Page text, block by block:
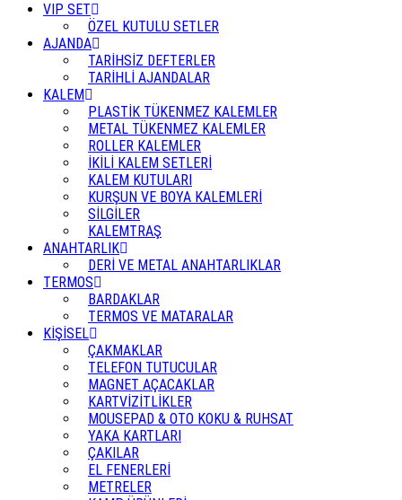
VIP SET
ÖZEL KUTULU SETLER
AJANDA
TARİHSİZ DEFTERLER
TARİHLİ AJANDALAR
KALEM
PLASTİK TÜKENMEZ KALEMLER
METAL TÜKENMEZ KALEMLER
ROLLER KALEMLER
İKİLİ KALEM SETLERİ
KALEM KUTULARI
KURŞUN VE BOYA KALEMLERİ
SİLGİLER
KALEMTRAŞ
ANAHTARLIK
DERİ VE METAL ANAHTARLIKLAR
TERMOS
BARDAKLAR
TERMOS VE MATARALAR
KİŞİSEL
ÇAKMAKLAR
TELEFON TUTUCULAR
MAGNET AÇACAKLAR
KARTVİZİTLİKLER
MOUSEPAD & OTO KOKU & RUHSAT
YAKA KARTLARI
ÇAKILAR
EL FENERLERİ
METRELER